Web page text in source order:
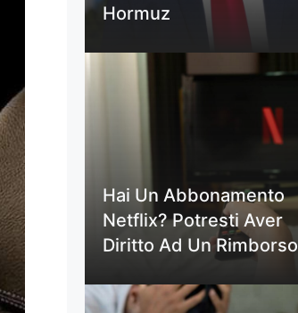
Hormuz
Hai Un Abbonamento
Netflix? Potresti Aver
Diritto Ad Un Rimborso